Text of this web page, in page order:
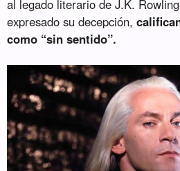
al legado literario de J.K.
expresado su decepción,
como “sin sentido”.